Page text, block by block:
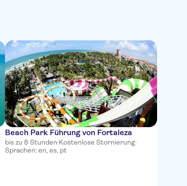
Beach Park Führung von Fortaleza
bis zu 8 Stunden·Kostenlose Stornierung·
Sprachen: en, es, pt